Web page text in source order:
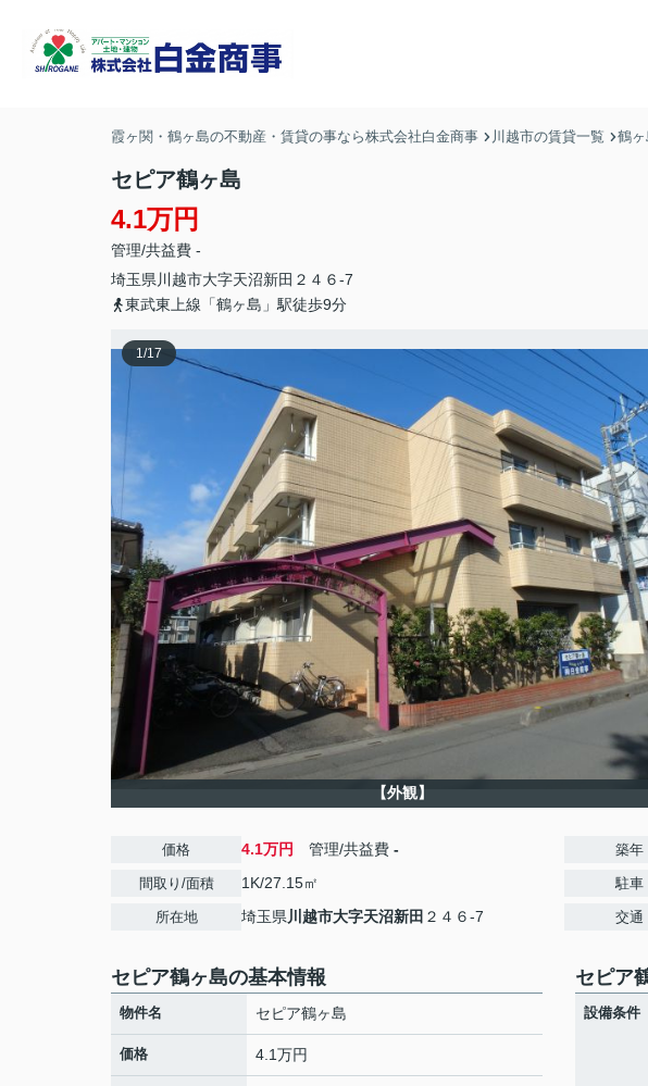
霞ヶ関・鶴ヶ島の不動産・賃貸の事なら株式会社白金商事 川越市の賃貸一覧 鶴
セピア鶴ヶ島
4.1万円
管理/共益費 -
埼玉県 川越市大字天沼新田 ２４６-7
東武東上線「鶴ヶ島」駅徒歩9分
1/17
【外観】
価格 4.1万円 管理/共益費 -
間取り/面積 1K/27.15㎡
所在地 埼玉県川越市大字天沼新田 ２４６-7
築年
駐車
交通
セピア鶴ヶ島の基本情報
物件名 セピア鶴ヶ島
価格 4.1万円
セピア
設備条件